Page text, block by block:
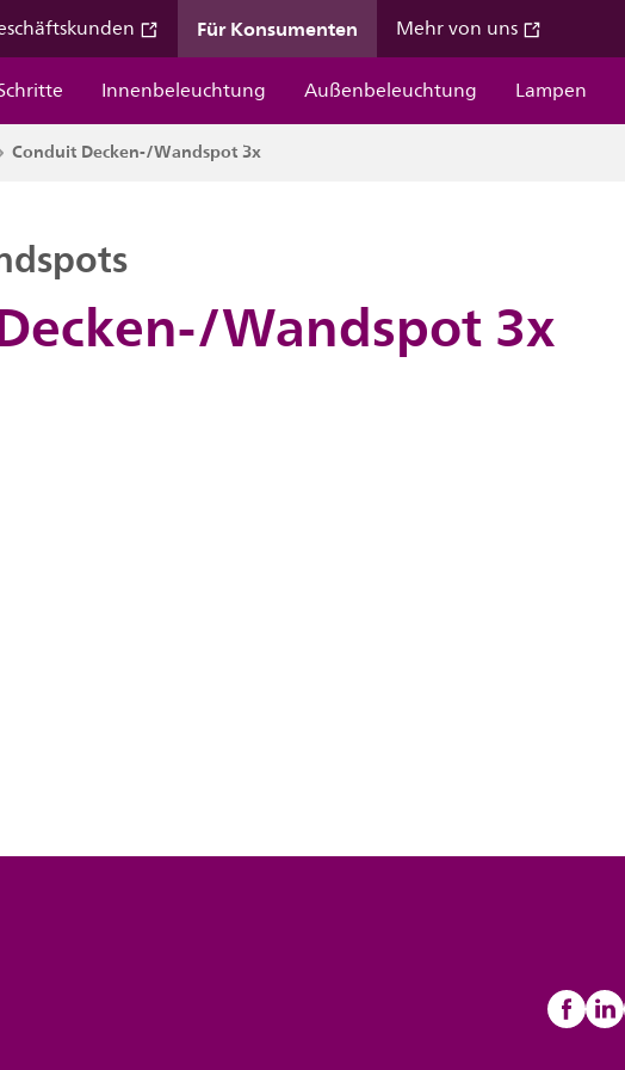
Für Konsumenten Mehr von uns
Innenbeleuchtung Außenbeleuchtung Lampen
Conduit Decken-/Wandspot 3x
Wandspot 3x